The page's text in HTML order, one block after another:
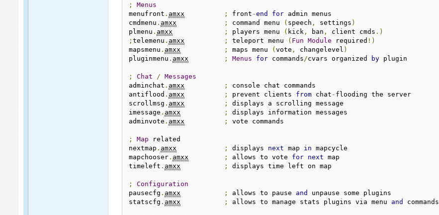
;
Menus
menufront . amxx ; front -end for admin menus
cmdmenu . amxx ; command menu ( speech , settings )
plmenu . amxx ; players menu ( kick , ban , client cmds .)
;telemenu . amxx ; teleport menu ( Fun Module required !)
mapsmenu . amxx ; maps menu (vote , changelevel )
pluginmenu . amxx ; Menus for commands /cvars organized by plugin
; Chat /
Messages
adminchat . amxx ;
console chat commands
antiflood . amxx ; prevent clients from chat - flooding the server
scrollmsg . amxx ;
displays a scrolling message
imessage . amxx ;
displays information messages
adminvote . amxx ; vote commands
; Map related
nextmap . amxx ; displays next map in mapcycle
mapchooser . amxx ; allows to vote for next map
timeleft . amxx ; displays time left on map
;
Configuration
pausecfg . amxx ; allows to pause and
unpause some plugins
statscfg . amxx ; allows to manage stats plugins via menu and commands